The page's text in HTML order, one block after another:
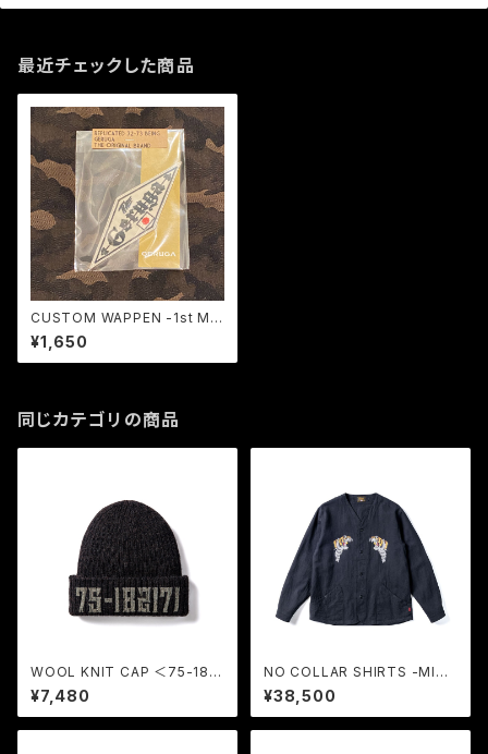
最近チェックした商品
CUSTOM WAPPEN -1st MO
DEL- (WHITE) / GERUGA
¥1,650
同じカテゴリの商品
WOOL KNIT CAP ＜75-1821
71＞ (BROWN-BK) / GERUG
A
¥7,480
NO COLLAR SHIRTS -MINI
HERRINBONE- ＜TIGER HE
AD＞ (BLACK) / GERUGA
¥38,500